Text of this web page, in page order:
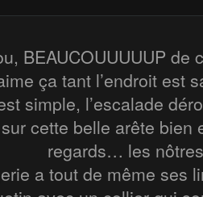
BEAUCOUUUUUP
ça tant l’endroit est
simple, l’escalade
cette belle arête bien
regards… les
a tout de même ses